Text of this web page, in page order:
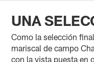
UNA
Como la selección
mariscal de campo
con la vista puesta en